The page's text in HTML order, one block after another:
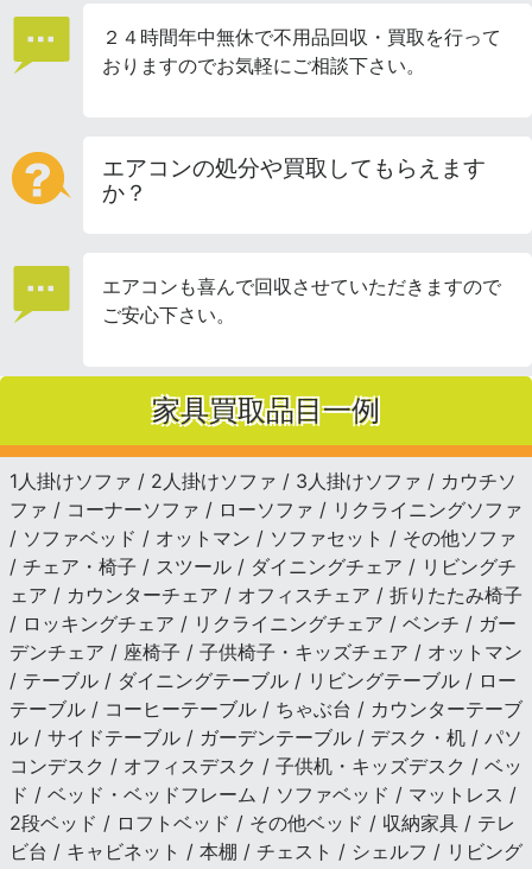
２４時間年中無休で不用品回収・買取を行って
おりますのでお気軽にご相談下さい。
エアコンの処分や買取してもらえます
か？
エアコンも喜んで回収させていただきますので
ご安心下さい。
家具買取品目一例
1人掛けソファ / 2人掛けソファ / 3人掛けソファ / カウチソ
ファ / コーナーソファ / ローソファ / リクライニングソファ
/ ソファベッド / オットマン / ソファセット / その他ソファ
/ チェア・椅子 / スツール / ダイニングチェア / リビングチ
ェア / カウンターチェア / オフィスチェア / 折りたたみ椅子
/ ロッキングチェア / リクライニングチェア / ベンチ / ガー
デンチェア / 座椅子 / 子供椅子・キッズチェア / オットマン
/ テーブル / ダイニングテーブル / リビングテーブル / ロー
テーブル / コーヒーテーブル / ちゃぶ台 / カウンターテーブ
ル / サイドテーブル / ガーデンテーブル / デスク・机 / パソ
コンデスク / オフィスデスク / 子供机・キッズデスク / ベッ
ド / ベッド・ベッドフレーム / ソファベッド / マットレス /
2段ベッド / ロフトベッド / その他ベッド / 収納家具 / テレ
ビ台 / キャビネット / 本棚 / チェスト / シェルフ / リビング